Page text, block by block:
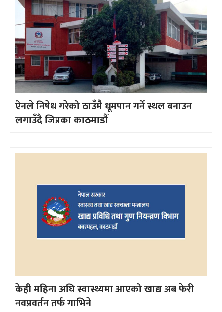
ऐनले निषेध गरेको ठाउँमै धूमपान गर्ने स्थल बनाउन
लगाउँदै जिप्रका काठमाडौँ
केही महिना अघि स्वास्थ्यमा आएको खाद्य अब फेरी
नवप्रवर्तन तर्फ गाभिने